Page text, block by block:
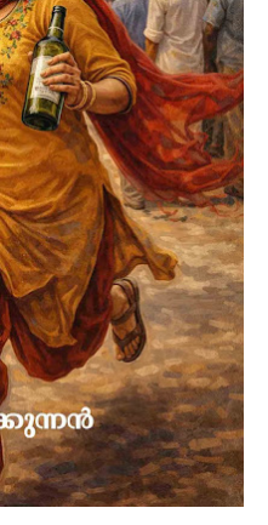
ഫല്‍ഗുനന്‍റെ
കോക്കാച്ചി
ആക്രമിച്ചത്. അവിടെ
വെറും ഒരു രാത്രിയും
ഇളക്കിമറിച്ച സംഭവങ്ങള്‍
ഒരു സസ്പെന്‍സ് വില്ലേജ്
എഴുതിയ